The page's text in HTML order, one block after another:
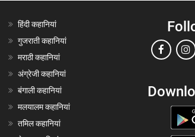
हिंदी कहानियां
गुजराती कहानियां
मराठी कहानियां
अंग्रेजी कहानियां
बंगाली कहानियां
मलयालम कहानियां
तमिल कहानियां